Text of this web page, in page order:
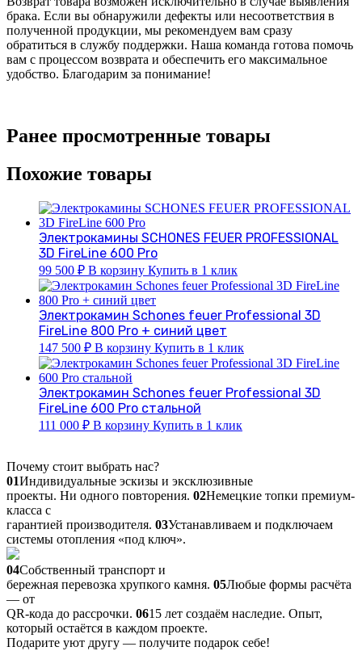
брака. Если вы обнаружили дефекты или несоответствия в
полученной продукции, мы рекомендуем вам сразу
обратиться в службу поддержки. Наша команда готова помочь
вам с процессом возврата и обеспечить его максимальное
удобство. Благодарим за понимание!
Ранее просмотренные товары
Похожие товары
Электрокамины SCHONES FEUER PROFESSIONAL
3D FireLine 600 Pro
99 500 ₽ В корзину Купить в 1 клик
Электрокамин Schones feuer Professional 3D
FireLine 800 Pro + синий цвет
147 500 ₽ В корзину Купить в 1 клик
Электрокамин Schones feuer Professional 3D
FireLine 600 Pro стальной
111 000 ₽ В корзину Купить в 1 клик
Почему стоит выбрать нас?
01Индивидуальные эскизы и эксклюзивные
проекты. Ни одного повторения. 02Немецкие топки премиум-
класса с
гарантией производителя. 03Устанавливаем и подключаем
системы отопления «под ключ».
04Собственный транспорт и
бережная перевозка хрупкого камня. 05Любые формы расчёта
— от
QR-кода до рассрочки. 0615 лет создаём наследие. Опыт,
который остаётся в каждом проекте.
Подарите уют другу — получите подарок себе!